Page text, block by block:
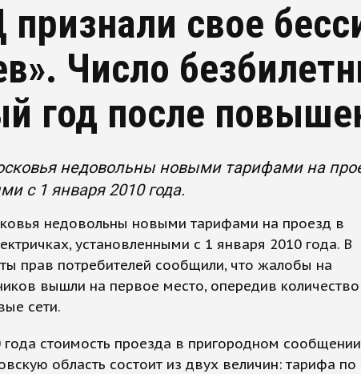
свое
Число
год после
недовольны новыми тарифами на
с 1 января 2010 года.
недовольны новыми тарифами на проезд в
установленными с 1 января 2010 года. В
прав потребителей сообщили, что жалобы на
вышли на первое место, опередив количество
сети.
года стоимость проезда в пригородном
область состоит из двух величин: тарифа по